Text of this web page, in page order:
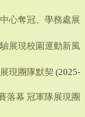
心奪冠、學務處展
展現校園運動新風
現團隊默契 (2025-
落幕 冠軍隊展現團